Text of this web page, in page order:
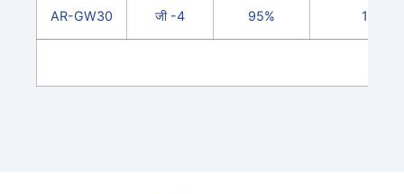
AR-GW30 जी -4 95% 1.5